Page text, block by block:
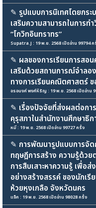
✎ รูปแบบการนิเทศโดยกร
เสริมความสามารถในการท
“โกวิทอินทราทร”
Supatra.J : 19 พ.ย. 2568 เปิดอ่าน 99794 ค
✎ ผลของการเรียนการส
เสริมด้วยสถานการณ์จำลอ
ทางการเรียนคณิตศาสตร์
อรอนงค์ พงศ์หิรัญ : 19 พ.ย. 2568 เปิดอ่าน
✎ เรื่องปัจจัยที่ส่งผลต่อก
คุรุสภาในสำนักงานศึกษาธิ
หมี : 19 พ.ย. 2568 เปิดอ่าน 99727 ครั้ง
✎ การพัฒนารูปแบบการจัด
ทฤษฎีการสร้าง ความรู้ด้วย
การสืบเสาะหาความรู้ เพื่อ
อย่างสร้างสรรค์ ของนักเรี
ห้วยหุงเกลือ จังหวัดนคร
แจ็ค : 19 พ.ย. 2568 เปิดอ่าน 98028 ครั้ง